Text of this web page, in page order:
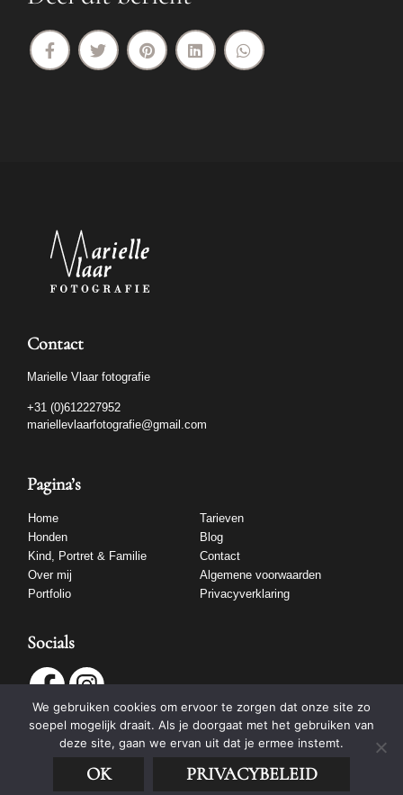
Contact
Marielle Vlaar fotografie
+31 (0)612227952
mariellevlaarfotografie@gmail.com
Pagina’s
Home
Tarieven
Honden
Blog
Kind, Portret & Familie
Contact
Over mij
Algemene voorwaarden
Portfolio
Privacyverklaring
Socials
We gebruiken cookies om ervoor te zorgen dat onze site zo
soepel mogelijk draait. Als je doorgaat met het gebruiken van
deze site, gaan we ervan uit dat je ermee instemt.
OK PRIVACYBELEID